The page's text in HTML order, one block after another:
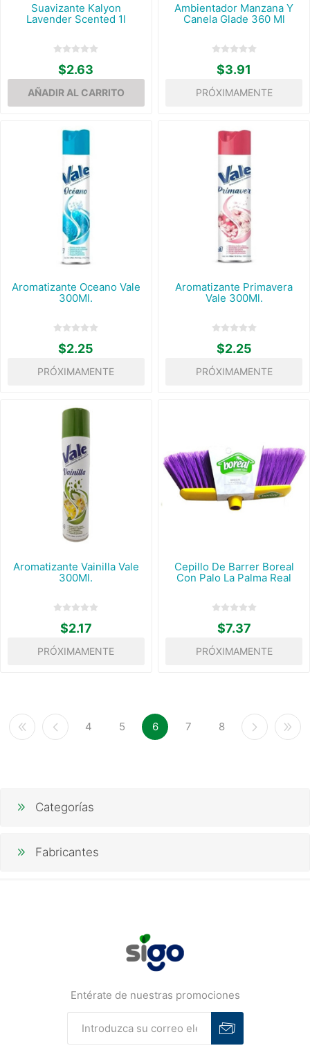
Suavizante Kalyon
Lavender Scented 1l
$2.63
Ambientador Manzana Y
Canela Glade 360 Ml
$3.91
PRÓXIMAMENTE
Aromatizante Oceano Vale
300Ml.
$2.25
PRÓXIMAMENTE
Aromatizante Primavera
Vale 300Ml.
$2.25
PRÓXIMAMENTE
Aromatizante Vainilla Vale
300Ml.
$2.17
PRÓXIMAMENTE
Cepillo De Barrer Boreal
Con Palo La Palma Real
$7.37
PRÓXIMAMENTE
4 5 6 7 8
Categorías
Fabricantes
Entérate de nuestras promociones